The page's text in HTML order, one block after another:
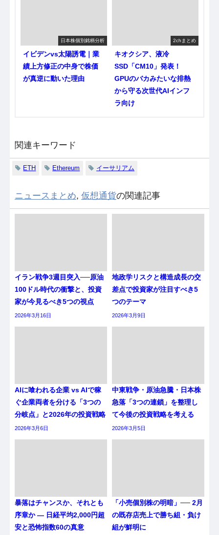
日本株個別銘柄分析
イビデンvs太陽誘電｜業
績上方修正の中身で株価
が真逆に動いた理由
2chまとめ
キオクシア、液冷
SSD「CM10」発表！
GPUのバカみたいな排熱
から守る次世代AIインフ
ラ向け
関連キーワード
ETH Ethereum イーサリアム
ニュースまとめ, 仮想通貨の関連記事
イラン戦争3週目突入──原油
100ドル時代の衝撃と、投資
家が今見るべき5つの視点
2026年3月16日
地政学リスクと構造成長の交
差点で投資家が注目すべき5
つのテーマ
2026年3月9日
AIに喰われる企業 vs AIで稼
ぐ企業両者を分ける「3つの
分岐点」と2026年の投資戦略
2026年3月6日
中東戦争・原油急騰・日本株
急落「3つの連鎖」を整理し
て今後の投資戦略を考える
2026年3月5日
暴落はチャンスか、それとも
序章か ― 日経平均2,000円超
安と恐怖指数60の真意
「小売個別株の明暗」── 2月
の既存店売上で勝ち組・負け
組が鮮明に